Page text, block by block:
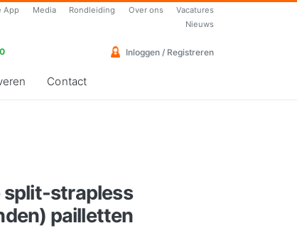
App Media Rondleiding Over ons
Vacatures
Nieuws
Inloggen / Registreren
Contact
split-strapless
pailletten